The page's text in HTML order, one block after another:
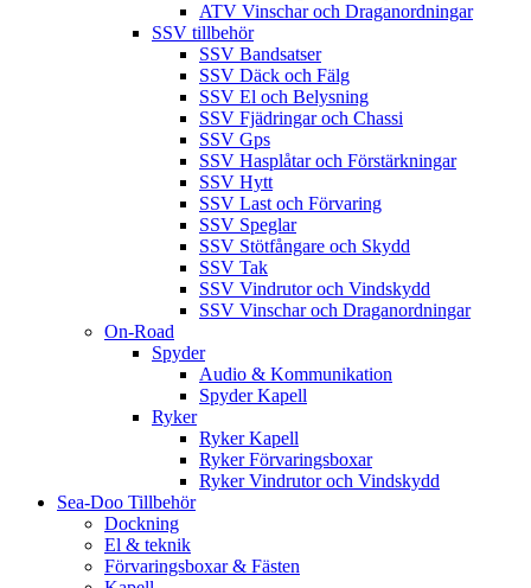
ATV Vinschar och Draganordningar
SSV tillbehör
SSV Bandsatser
SSV Däck och Fälg
SSV El och Belysning
SSV Fjädringar och Chassi
SSV Gps
SSV Hasplåtar och Förstärkningar
SSV Hytt
SSV Last och Förvaring
SSV Speglar
SSV Stötfångare och Skydd
SSV Tak
SSV Vindrutor och Vindskydd
SSV Vinschar och Draganordningar
On-Road
Spyder
Audio & Kommunikation
Spyder Kapell
Ryker
Ryker Kapell
Ryker Förvaringsboxar
Ryker Vindrutor och Vindskydd
Sea-Doo Tillbehör
Dockning
El & teknik
Förvaringsboxar & Fästen